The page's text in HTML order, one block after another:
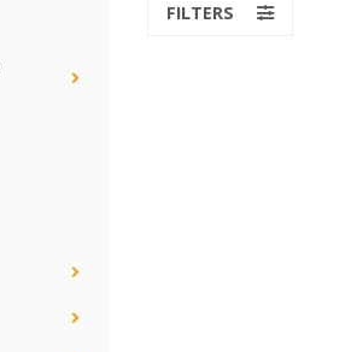
FILTERS